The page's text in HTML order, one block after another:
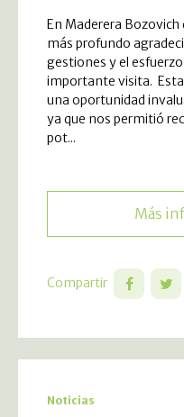
En Maderera
más profundo
gestiones y el
importante visita.
una oportunidad
ya que nos permitió
pot...
Más
Compartir
Noticias